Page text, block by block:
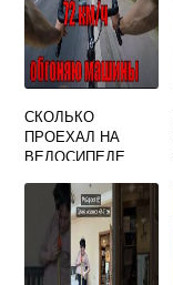
СКОЛЬКО
ПРОЕХАЛ НА
ВЕЛОСИПЕДЕ